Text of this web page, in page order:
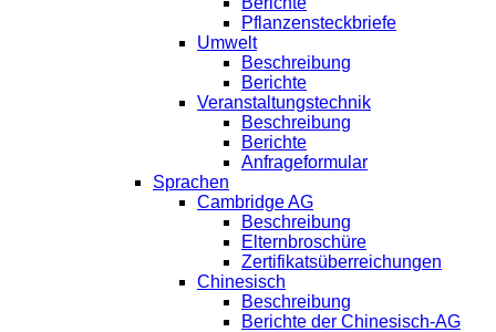
Pflanzensteckbriefe
Umwelt
Beschreibung
Berichte
Veranstaltungstechnik
Beschreibung
Berichte
Anfrageformular
Sprachen
Cambridge AG
Beschreibung
Elternbroschüre
Zertifikatsüberreichungen
Chinesisch
Beschreibung
Berichte der Chinesisch-AG